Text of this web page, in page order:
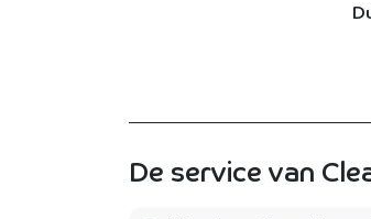
De service van